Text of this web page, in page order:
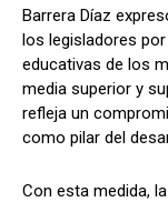
Barrera Díaz
los legisladores
educativas de los
media superior y
refleja un
como pilar del
Con esta medida,